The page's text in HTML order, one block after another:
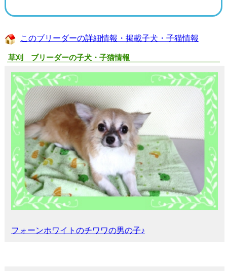
このブリーダーの詳細情報・掲載子犬・子猫情報
草刈 ブリーダーの子犬・子猫情報
フォーンホワイトのチワワの男の子♪